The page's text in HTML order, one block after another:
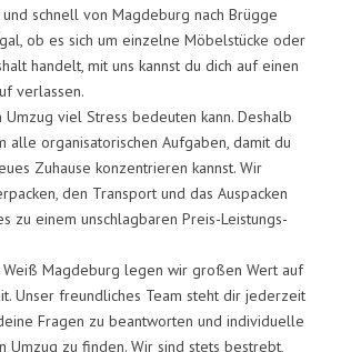
schnell von Magdeburg nach Brügge
ob es sich um einzelne Möbelstücke oder
handelt, mit uns kannst du dich auf einen
verlassen.
Umzug viel Stress bedeuten kann. Deshalb
alle organisatorischen Aufgaben, damit du
Zuhause konzentrieren kannst. Wir
den Transport und das Auspacken
zu einem unschlagbaren Preis-Leistungs-
Weiß Magdeburg legen wir großen Wert auf
Unser freundliches Team steht dir jederzeit
Fragen zu beantworten und individuelle
Umzug zu finden. Wir sind stets bestrebt,